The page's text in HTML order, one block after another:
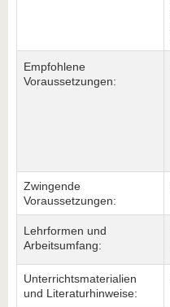
Empfohlene
Voraussetzungen:
Zwingende
Voraussetzungen:
Lehrformen und
Arbeitsumfang:
Unterrichtsmaterialien
und Literaturhinweise: